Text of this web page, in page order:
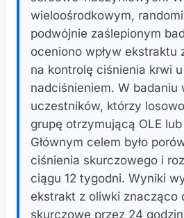
wieloośrodkowym,
podwójnie zaślepionym
oceniono wpływ ekstraktu
na kontrolę ciśnienia krwi
nadciśnieniem. W badaniu
uczestników, którzy
grupę otrzymującą OLE
Głównym celem było
ciśnienia skurczowego i
ciągu 12 tygodni. Wyniki
ekstrakt z oliwki znacząco
skurczowe przez 24